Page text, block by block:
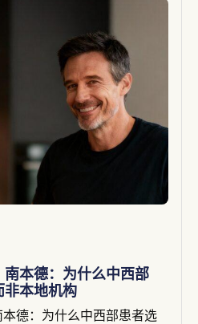
本德：为什么中西部
非本地机构
德：为什么中西部患者选